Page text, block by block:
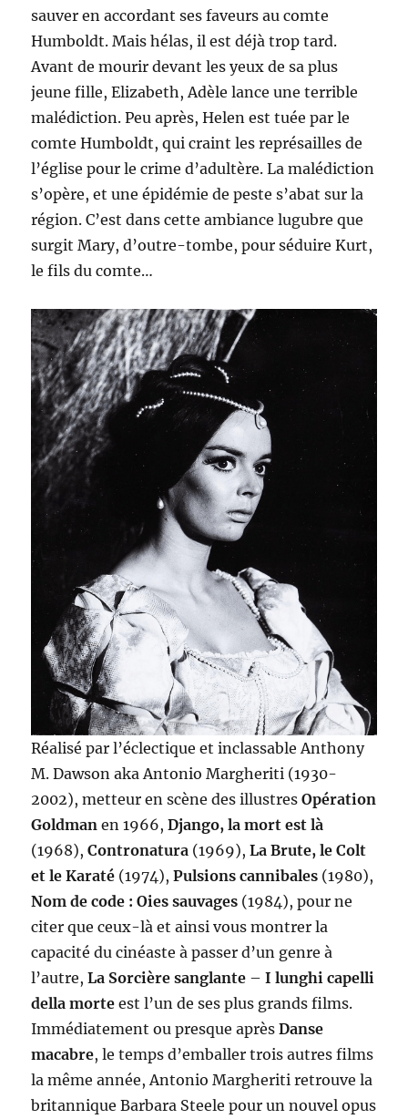
sauver en accordant ses faveurs au comte
Humboldt. Mais hélas, il est déjà trop tard.
Avant de mourir devant les yeux de sa plus
jeune fille, Elizabeth, Adèle lance une terrible
malédiction. Peu après, Helen est tuée par le
comte Humboldt, qui craint les représailles de
l’église pour le crime d’adultère. La malédiction
s’opère, et une épidémie de peste s’abat sur la
région. C’est dans cette ambiance lugubre que
surgit Mary, d’outre-tombe, pour séduire Kurt,
le fils du comte…
Réalisé par l’éclectique et inclassable Anthony
M. Dawson aka Antonio Margheriti (1930-
2002), metteur en scène des illustresOpération
Goldmanen 1966,Django, la mort est là
(1968),Contronatura (1969),La Brute, le Colt
et le Karaté (1974),Pulsions cannibales (1980),
Nom de code : Oies sauvages (1984), pour ne
citer que ceux-là et ainsi vous montrer la
capacité du cinéaste à passer d’un genre à
l’autre,La Sorcière sanglante –I lunghi capelli
della morte est l’un de ses plus grands films.
Immédiatement ou presque aprèsDanse
macabre, le temps d’emballer trois autres films
la même année, Antonio Margheriti retrouve la
britannique Barbara Steele pour un nouvel opus